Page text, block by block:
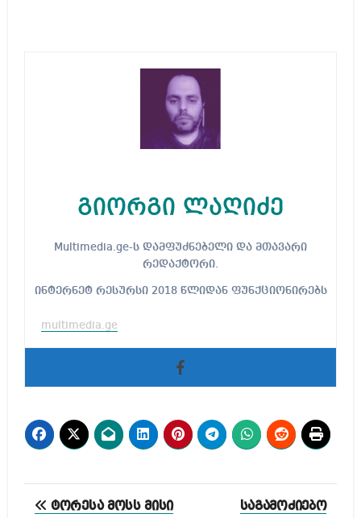
გიორგი ლაღიძე
Multimedia.ge-ს დამფუძნებელი და მთავარი
რედაქტორი.
ინტერნეტ რესურსი 2018 წლიდან ფუნქციონირებს
multimedia.ge
პოსტის
ტორესა მოსს მისი საგამოძიებო